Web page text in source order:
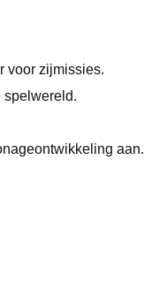
voor zijmissies.
spelwereld.
aan.